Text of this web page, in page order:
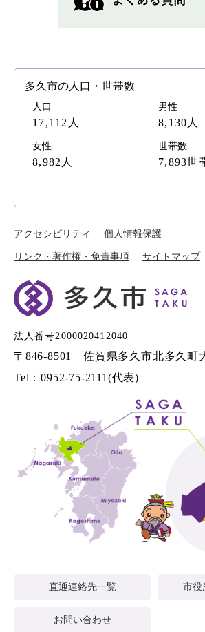
多久市の人口・世帯数
人口
17,112人
男性
8,130人
女性
8,982人
世帯数
7,893世
アクセシビリティ 個人情報保護
リンク・著作権・免責事項 サイトマップ
法人番号2000020412040
〒846-8501 佐賀県多久市北多久町
Tel：0952-75-2111(代表)
直通連絡先一覧 市役
お問い合わせ